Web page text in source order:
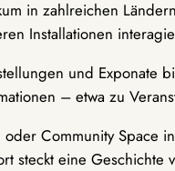
in zahlreichen
Installationen
und
– etwa zu
Community
steckt eine